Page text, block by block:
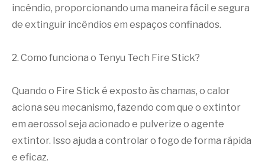
incêndio, proporcionando uma maneira fácil e segura
de extinguir incêndios em espaços confinados.
2. Como funciona o Tenyu Tech Fire Stick?
Quando o Fire Stick é exposto às chamas, o calor
aciona seu mecanismo, fazendo com que o extintor
em aerossol seja acionado e pulverize o agente
extintor. Isso ajuda a controlar o fogo de forma rápida
e eficaz.